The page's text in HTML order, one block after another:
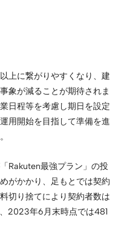
上に繋がりやすくなり、建
象が減ることが期待されま
日程等を考慮し期日を設定
用開始を目指して準備を進
Rakuten最強プラン」の投
がかかり、足もとでは契約
切り捨てにより契約者数は
2023年6月末時点では481